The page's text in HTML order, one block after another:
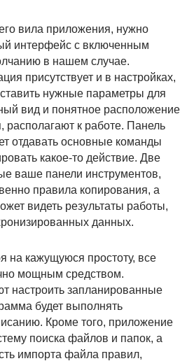
вила приложения, нужно
интерфейс с включенным
в нашем случае.
присутствует и в настройках,
нужные параметры для
вид и понятное расположение
располагают к работе. Панель
отдавать основные команды
какое-то действие. Две
ваше панели инструментов,
правила копирования, а
видеть результаты работы,
данных.
на кажущуюся простоту, все
мощным средством.
настроить запланированные
будет выполнять
Кроме того, приложение
поиска файлов и папок, а
импорта файла правил,